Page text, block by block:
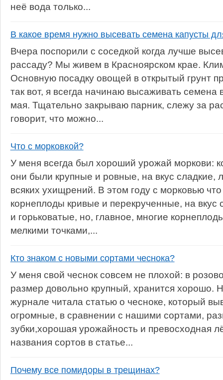
неё вода только...
В какое время нужно высевать семена капусты
Вчера поспорили с соседкой когда лучше
рассаду? Мы живем в Красноярском крае.
Основную посадку овощей в открытый грунт
так вот, я всегда начинаю высаживать семена
мая. Тщательно закрываю парник, слежу за
говорит, что можно...
Что с морковкой?
У меня всегда был хороший урожай моркови:
они были крупные и ровные, на вкус сладкие,
всяких ухищрений. В этом году с морковью
корнеплоды кривые и перекрученные, на вкус
и горьковатые, но, главное, многие
мелкими точками,...
Кто знаком с новыми сортами чеснока?
У меня свой чеснок совсем не плохой: в
размер довольно крупный, хранится хорошо.
журнале читала статью о чесноке, который
огромные, в сравнении с нашими сортами,
зубки,хорошая урожайность и превосходная
названия сортов в статье...
Почему все помидоры в трещинах?